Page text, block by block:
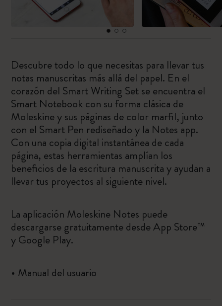
Descubre todo lo que necesitas para llevar tus
notas manuscritas más allá del papel. En el
corazón del Smart Writing Set se encuentra el
Smart Notebook con su forma clásica de
Moleskine y sus páginas de color marfil, junto
con el Smart Pen rediseñado y la Notes app.
Con una copia digital instantánea de cada
página, estas herramientas amplían los
beneficios de la escritura manuscrita y ayudan a
llevar tus proyectos al siguiente nivel.
La aplicación Moleskine Notes puede
descargarse gratuitamente desdeApp Store™
yGoogle Play.
• Manual del usuario